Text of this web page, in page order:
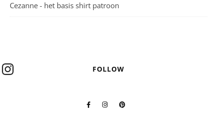
Cezanne - het basis shirt patroon
FOLLOW